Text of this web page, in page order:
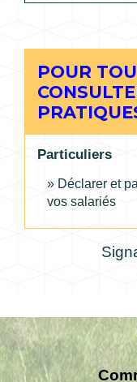
POUR
Particuliers
Déclarer et
vos salariés